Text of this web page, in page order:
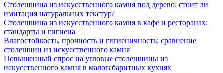
Столешница из искусственного камня под дерево: стоит ли
имитация натуральных текстур?
Столешница из искусственного камня в кафе и ресторанах:
стандарты и гигиена
Влагостойкость, прочность и гигиеничность: сравнение
столешниц из искусственного камня
Повышенный спрос на угловые столешницы из
искусственного камня в малогабаритных кухнях